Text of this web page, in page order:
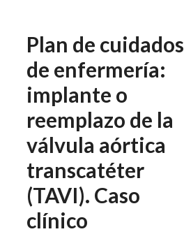
Plan de cuidados
de enfermería:
implante o
reemplazo de la
válvula aórtica
transcatéter
(TAVI). Caso
clínico